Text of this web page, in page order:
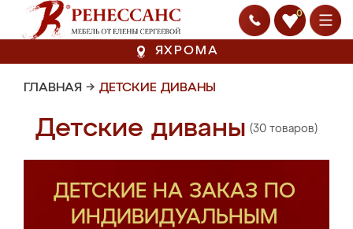
0
ЯХРОМА
ГЛАВНАЯ → ДЕТСКИЕ ДИВАНЫ
Детские диваны (30 товаров)
ДЕТСКИЕ НА ЗАКАЗ ПО
ИНДИВИДУАЛЬНЫМ